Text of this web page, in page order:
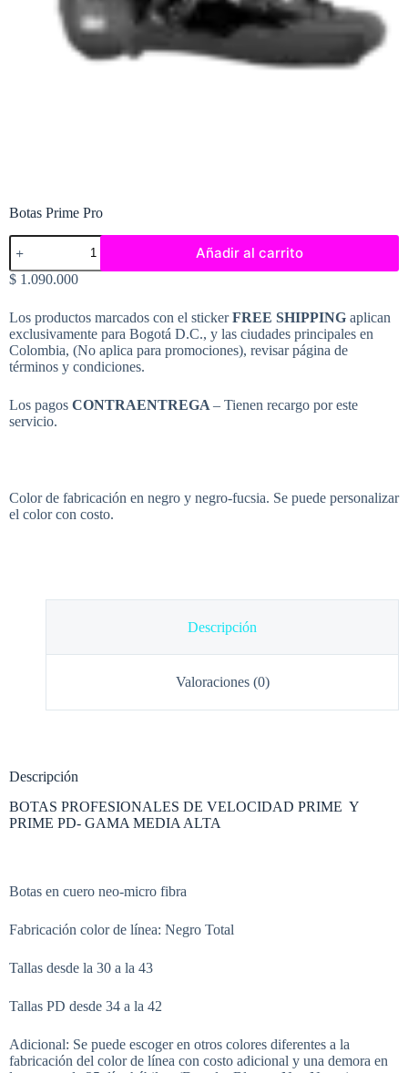
Botas Prime Pro
Botas
Prime
Pro
cantidad
Añadir al carrito
$ 1.090.000
Los productos marcados con el stickerFREE SHIPPING aplican
exclusivamente para Bogotá D.C., y las ciudades principales en
Colombia, (No aplica para promociones), revisar página de
términos y condiciones.
Los pagos CONTRAENTREGA – Tienen recargo por este
servicio.
Color de fabricación en negro y negro-fucsia. Se puede personalizar
el color con costo.
Descripción
Valoraciones (0)
Descripción
BOTAS PROFESIONALES DE VELOCIDAD PRIME Y
PRIME PD- GAMA MEDIA ALTA
Botas en cuero neo-micro fibra
Fabricación color de línea: Negro Total
Tallas desde la 30 a la 43
Tallas PD desde 34 a la 42
Adicional: Se puede escoger en otros colores diferentes a la
fabricación del color de línea con costo adicional y una demora en